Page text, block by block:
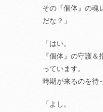
その『個体』の魂
だな？」
「はい。
『個体』の守護
っています。
時期が来るのを待
「よし。